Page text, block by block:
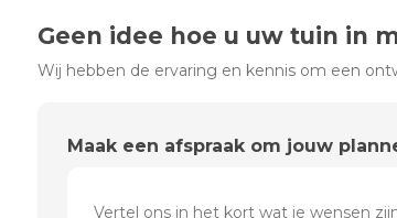
Geen idee hoe u uw tuin in
Wij hebben de ervaring en kennis om een
Maak een afspraak om jouw